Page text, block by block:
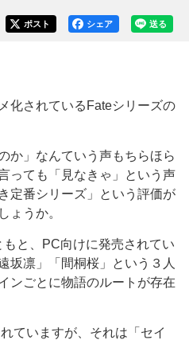
送る
シェア
ポスト
化されているFateシリーズの
か」なんていう声もちらほら
っても「見なきゃ」という声
定番シリーズ」という評価が
ょうか。
と、PC向けに発売されてい
坂凛」「間桐桜」という３人
ンごとに物語のルートが存在
ていますが、それは「セイ